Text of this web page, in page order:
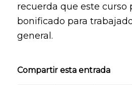
recuerda que este curso
bonificado para
general.
Compartir esta entrada